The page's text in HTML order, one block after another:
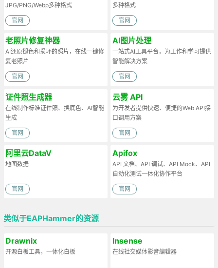
JPG/PNG/Webp多种格式
官网
多种格式
官网
老照片修复神器
AI还原褪色和损坏的照片，在线一键修
复老照片
官网
AI图片处理
一站式AI工具平台，为工作和学习提供
智能解决方案
官网
证件照生成器
在线制作标准证件照、换底色、AI智能
生成
官网
云雾 API
为开发者提供快速、便捷的Web API接
口调用方案
官网
阿里云DataV
地图数据
官网
Apifox
API 文档、API 调试、API Mock、API
自动化测试一体化协作平台
官网
类似于EAPHammer的资源
Drawnix
开源白板工具，一体化白板
Insense
在线社交媒体影音编辑器